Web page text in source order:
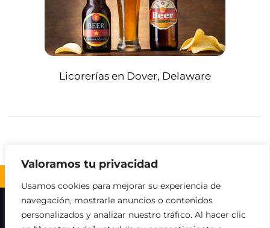
Valoramos tu privacidad
Usamos cookies para mejorar su experiencia de
navegación, mostrarle anuncios o contenidos
personalizados y analizar nuestro tráfico. Al hacer clic
Licorerías en Dover, Delaware
Sobre nosotros Contacto Aviso legal